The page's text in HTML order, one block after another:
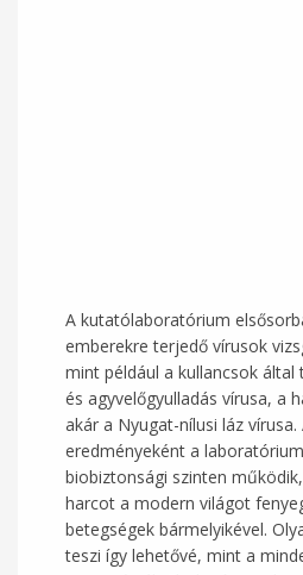
A kutatólaboratórium
emberekre terjedő vírusok
mint például a kullancsok
és agyvelőgyulladás vírusa, a
akár a Nyugat-nílusi láz
eredményeként a
biobiztonsági szinten
harcot a modern világot
betegségek bármelyikével.
teszi így lehetővé, mint a